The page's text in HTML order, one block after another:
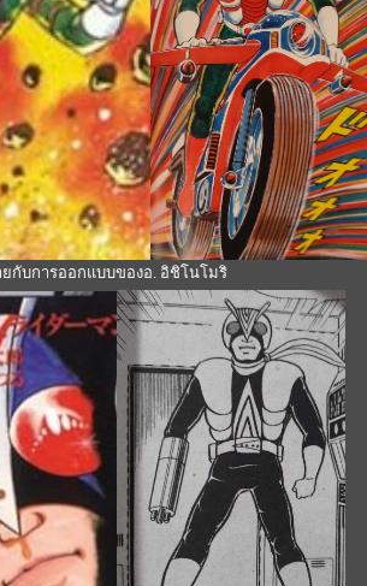
กับการออกแบบของอ. อิชิโนโมริ